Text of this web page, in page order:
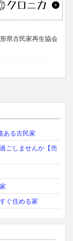
県古民家再生協会
ある古民家
ごしませんか【売
ぐ住める家